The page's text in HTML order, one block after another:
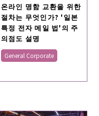
온라인 명함 교환을 위한
절차는 무엇인가? '일본
특정 전자 메일 법'의 주
의점도 설명
General Corporate